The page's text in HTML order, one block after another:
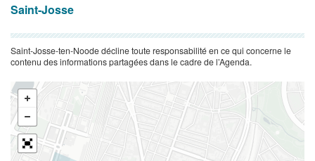
Saint-Josse
Saint-Josse-ten-Noode décline toute responsabilité en ce qui concerne le
contenu des informations partagées dans le cadre de l’Agenda.